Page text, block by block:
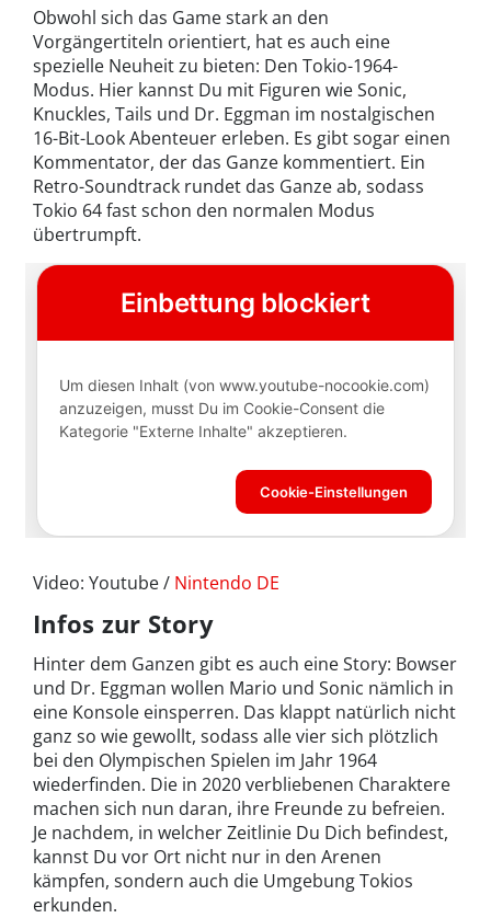
Obwohl sich das Game stark an den
Vorgängertiteln orientiert, hat es auch eine
spezielle Neuheit zu bieten: Den Tokio-1964-
Modus. Hier kannst Du mit Figuren wie Sonic,
Knuckles, Tails und Dr. Eggman im nostalgischen
16-Bit-Look Abenteuer erleben. Es gibt sogar einen
Kommentator, der das Ganze kommentiert. Ein
Retro-Soundtrack rundet das Ganze ab, sodass
Tokio 64 fast schon den normalen Modus
übertrumpft.
Video: Youtube / Nintendo DE
Infos zur Story
Hinter dem Ganzen gibt es auch eine Story: Bowser
und Dr. Eggman wollen Mario und Sonic nämlich in
eine Konsole einsperren. Das klappt natürlich nicht
ganz so wie gewollt, sodass alle vier sich plötzlich
bei den Olympischen Spielen im Jahr 1964
wiederfinden. Die in 2020 verbliebenen Charaktere
machen sich nun daran, ihre Freunde zu befreien.
Je nachdem, in welcher Zeitlinie Du Dich befindest,
kannst Du vor Ort nicht nur in den Arenen
kämpfen, sondern auch die Umgebung Tokios
erkunden.